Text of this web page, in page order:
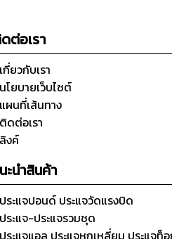
ต่อเรา
กี่ยวกับเรา
โยบายเว็บไซต์
ผนที่เส้นทาง
ดต่อเรา
งค์
ะนำสินค้า
ระแจปอนด์ ประแจวัดแรงบิด
ระแจ-ประแจรวมชุด
ระแจแอล ประแจหกเหลี่ยม ประแจท็